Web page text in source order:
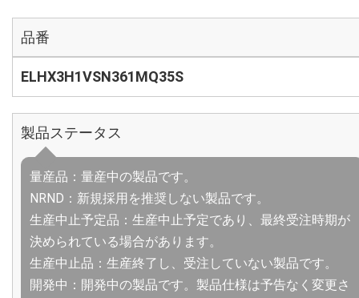
品番
ELHX3H1VSN361MQ35S
製品ステータス
量産品：量産中の製品です。
NRND：新規採用を推奨しない製品です。
生産中止予定品：生産中止予定であり、最終受注時期が
決められている場合があります。
生産中止品：生産終了し、受注していない製品です。
開発中：開発中の製品です。製品仕様は予告なく変更さ